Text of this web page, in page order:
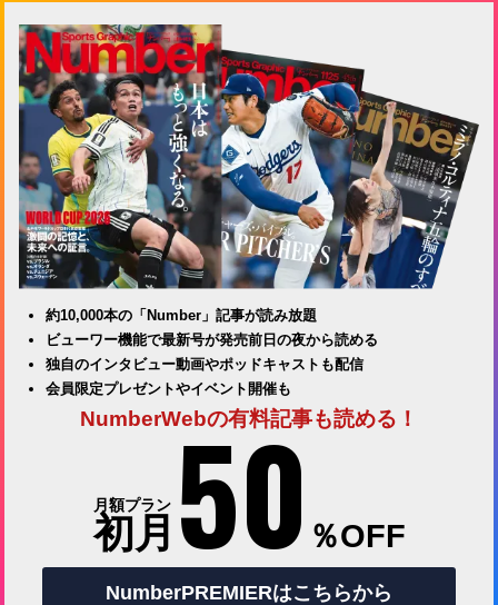
約10,000本の「Number」記事が読み放題
ビューワー機能で最新号が発売前日の夜から読める
独自のインタビュー動画やポッドキャストも配信
会員限定プレゼントやイベント開催も
NumberWebの有料記事も読める！
月額プラン
初月 50 ％OFF
NumberPREMIERはこちらから